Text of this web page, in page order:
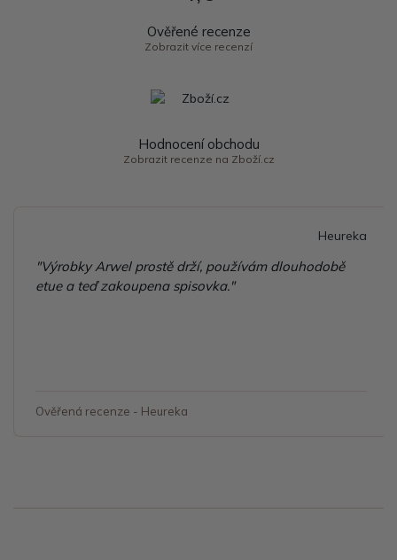
Ověřené recenze
Zobrazit více recenzí
Hodnocení obchodu
Zobrazit recenze na Zboží.cz
Heureka
"Výrobky Arwel prostě drží, používám dlouhodobě
etue a teď zakoupena spisovka."
Ověřená recenze - Heureka